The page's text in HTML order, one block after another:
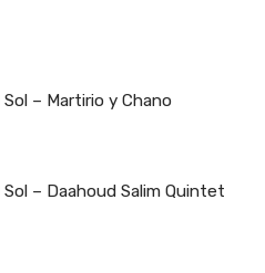
– Martirio y Chano
– Daahoud Salim Quintet